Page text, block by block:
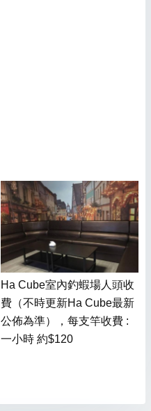
Ha Cube室內釣蝦場人頭收
費（不時更新Ha Cube最新
公佈為準），每支竿收費 :
一小時 約$120